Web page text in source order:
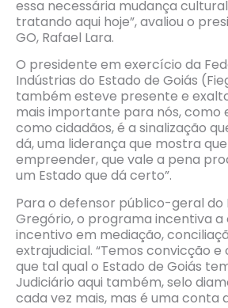
essa necessária mudança
tratando aqui hoje”, avaliou o
GO, Rafael Lara.
O presidente em exercício da
Indústrias do Estado de Goiás
também esteve presente e
mais importante para nós, como
como cidadãos, é a sinalização
dá, uma liderança que mostra
empreender, que vale a pena
um Estado que dá certo”.
Para o defensor público-geral do
Gregório, o programa incentiva a
incentivo em mediação,
extrajudicial. “Temos convicção
que tal qual o Estado de Goiás
Judiciário aqui também, selo
cada vez mais, mas é uma conta